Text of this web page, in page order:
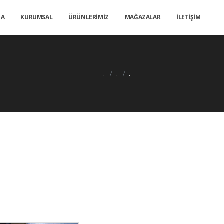
KURUMSAL ÜRÜNLERİMİZ MAĞAZALAR İLETİŞİM
. . .